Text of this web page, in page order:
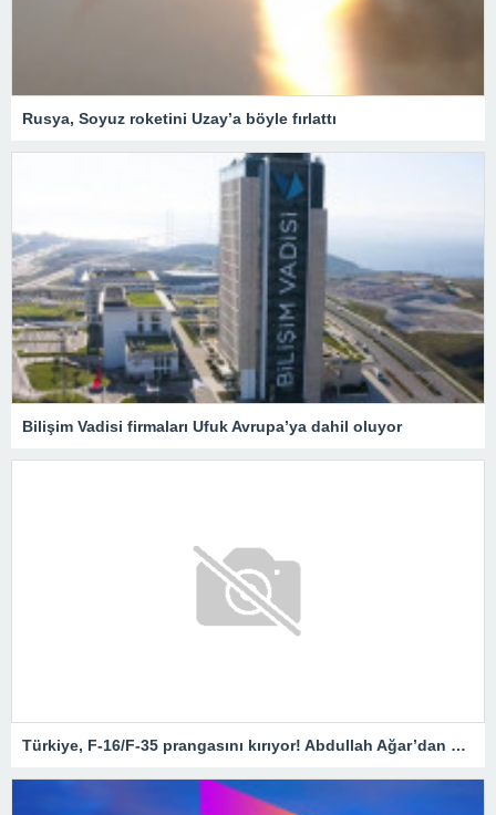
Rusya, Soyuz roketini Uzay’a böyle fırlattı
Bilişim Vadisi firmaları Ufuk Avrupa’ya dahil oluyor
Türkiye, F-16/F-35 prangasını kırıyor! Abdullah Ağar’dan Milli Muharip Uçak çıkışı